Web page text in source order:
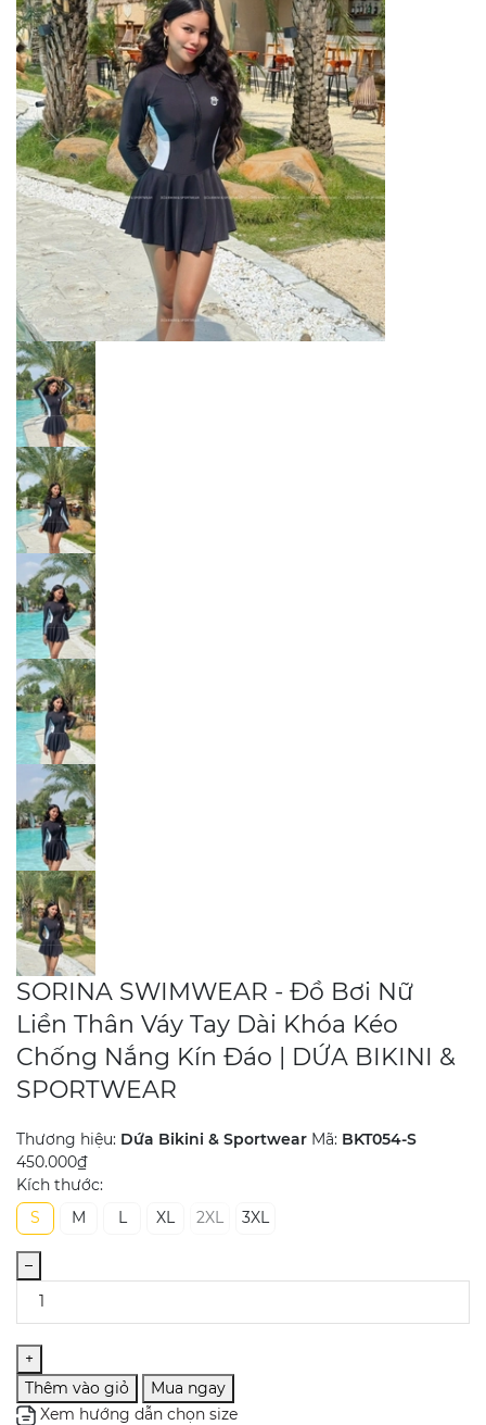
SORINA SWIMWEAR - Đồ Bơi Nữ
Liền Thân Váy Tay Dài Khóa Kéo
Chống Nắng Kín Đáo | DỨA BIKINI &
SPORTWEAR
Thương hiệu: Dứa Bikini & Sportwear Mã: BKT054-S
450.000₫
Kích thước:
S
M L XL 2XL 3XL
–
+
Thêm vào giỏ
Mua ngay
Xem hướng dẫn chọn size